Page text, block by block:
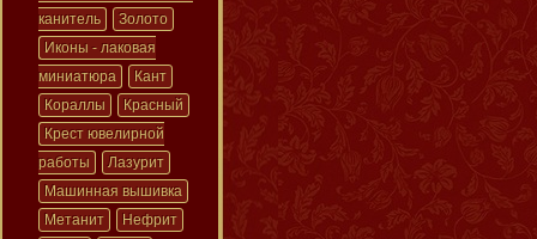
канитель
Золото
Иконы - лаковая
миниатюра
Кант
Кораллы
Красный
Крест ювелирной
работы
Лазурит
Машинная вышивка
Метанит
Нефрит